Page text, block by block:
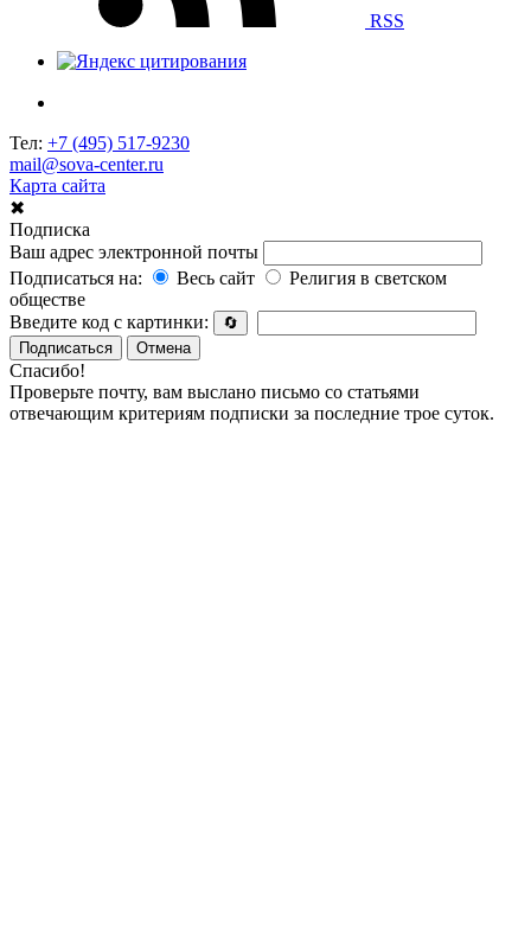
RSS
Тел: +7 (495) 517-9230
mail@sova-center.ru
Карта сайта
✖
Подписка
Ваш адрес электронной почты
Подписаться на:
Весь сайт
Религия в светском
обществе
Введите код с картинки:
🔄
Подписаться
Отмена
Спасибо!
Проверьте почту, вам выслано письмо со статьями
отвечающим критериям подписки за последние трое суток.